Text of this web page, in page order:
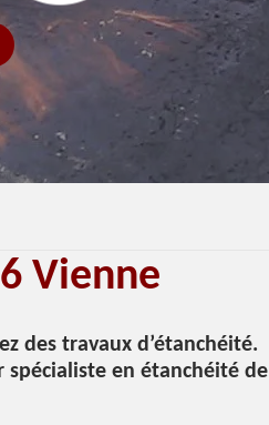
Vienne
des travaux d’étanchéité.
spécialiste en étanchéité de